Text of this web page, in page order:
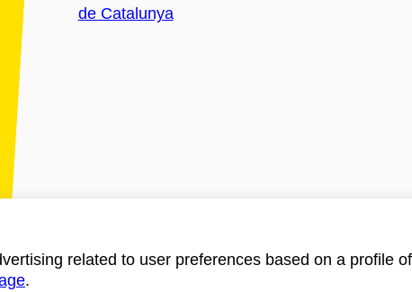
related to user preferences based on a profile
.